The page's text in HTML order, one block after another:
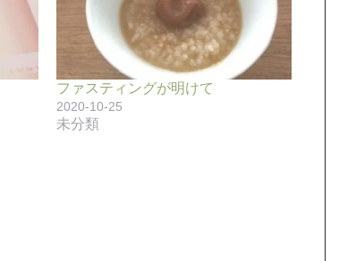
ファスティングが明けて
2020-10-25
未分類